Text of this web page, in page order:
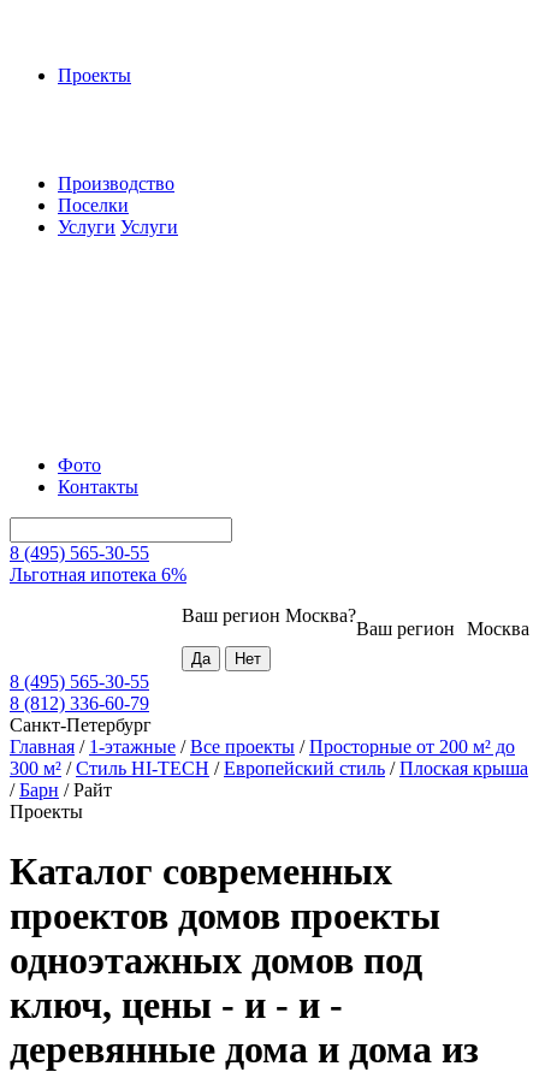
Проекты
Производство
Поселки
Услуги Услуги
Фото
Контакты
8 (495) 565-30-55
Льготная ипотека 6%
Москва
Ваш регион
Ваш регион Москва?
8 (495) 565-30-55
8 (812) 336-60-79
Санкт-Петербург
Главная / 1-этажные /Все проекты /Просторные от 200 м² до
300 м² /Стиль HI-TECH /Европейский стиль /Плоская крыша
/Барн /Райт
Проекты
Каталог современных
проектов домов проекты
одноэтажных домов под
ключ, цены - и - и -
деревянные дома и дома из